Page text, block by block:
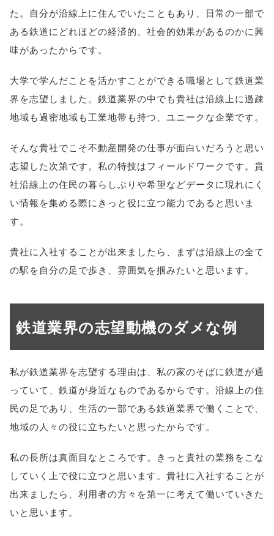
た。自分が沿線上に住んでいたこともあり、日常の一部で
ある鉄道にどれほどの経済的、社会的効果があるのかに興
味があったからです。
大学で学んだことを活かすことができる職場として鉄道業
界を志望しました。鉄道業界の中でも貴社は沿線上に過疎
地域も過密地域も工業地帯も持つ、ユニークな企業です。
そんな貴社でこそ不動産開発の仕事が面白いだろうと思い
志望した次第です。私の特技はフィールドワークです。貴
社沿線上の住民の暮らしぶりや希望などデータに現れにく
い情報を集める際にきっと役に立つ能力であると思いま
す。
貴社に入社することが出来ましたら、まずは沿線上の全て
の駅を自分の足で歩き、雰囲気を掴みたいと思います。
鉄道業界の志望動機のダメな例
私が鉄道業界を志望する理由は、私の家のそばに鉄道が通
っていて、鉄道が身近なものであるからです。沿線上の住
民の足であり、生活の一部である鉄道業界で働くことで、
地域の人々の役に立ちたいと思ったからです。
私の長所は真面目なところです。きっと貴社の業務をこな
していく上で役に立つと思います。貴社に入社することが
出来ましたら、利用者の方々を第一に考えて働いていきた
いと思います。